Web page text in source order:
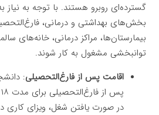
گسترده‌ای روبرو هستند. با توجه به
بخش‌های بهداشتی و درمانی،
بیمارستان‌ها، مراکز درمانی، خانه‌های
توانبخشی مشغول به کار شوند.
اقامت پس از فارغ‌التحصیلی:
در صورت یافتن شغل، ویزای کاری